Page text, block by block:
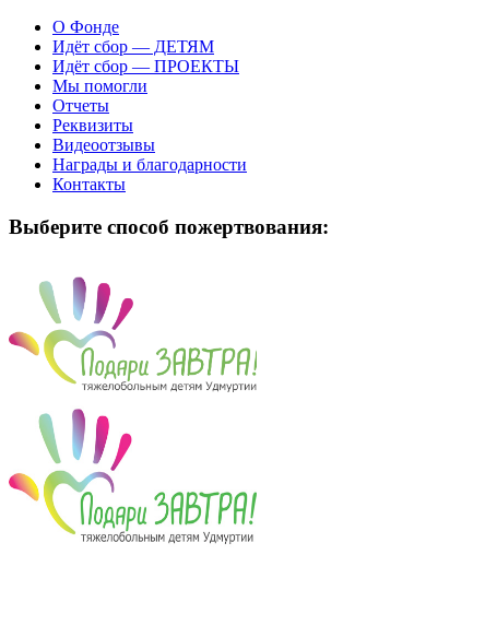
О Фонде
Идёт сбор — ДЕТЯМ
Идёт сбор — ПРОЕКТЫ
Мы помогли
Отчеты
Реквизиты
Видеоотзывы
Награды и благодарности
Контакты
Выберите способ пожертвования: